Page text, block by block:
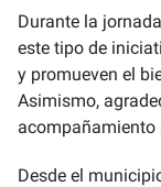
Durante la
este tipo de
y promueven el
Asimismo,
acompañamiento
Desde el